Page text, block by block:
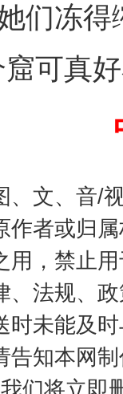
们冻
可真
、文、音/
作者或归
用，禁止
、法规、
时未能及
告知本网
们将立即
谢